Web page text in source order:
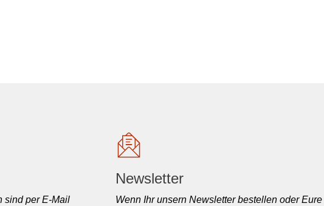
sind per E-Mail
Newsletter
Wenn Ihr unsern Newsletter bestellen oder Eure